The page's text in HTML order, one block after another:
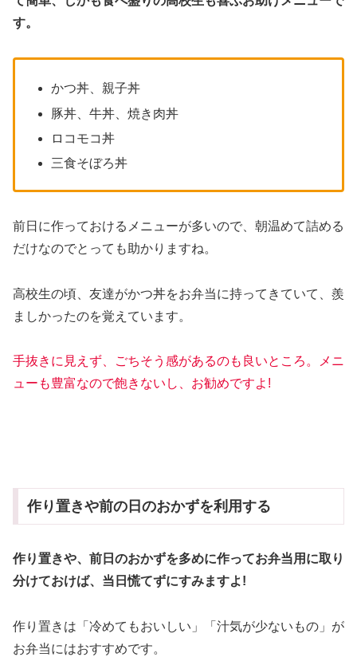
す。
かつ丼、親子丼
豚丼、牛丼、焼き肉丼
ロコモコ丼
三食そぼろ丼
前日に作っておけるメニューが多いので、朝温めて詰める
だけなのでとっても助かりますね。
高校生の頃、友達がかつ丼をお弁当に持ってきていて、羨
ましかったのを覚えています。
手抜きに見えず、ごちそう感があるのも良いところ。
メニ
ューも豊富なので飽きないし、お勧めですよ!
作り置きや前の日のおかずを利用する
作り置きや、前日のおかずを多めに作ってお弁当用に取り
分けておけば、当日慌てずにすみますよ!
作り置きは「冷めてもおいしい」「汁気が少ないもの」が
お弁当にはおすすめです。